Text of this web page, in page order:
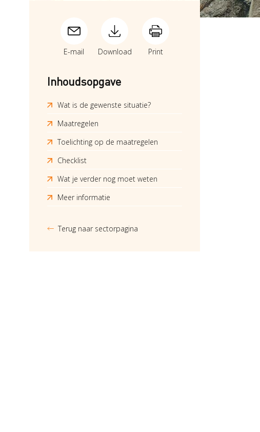
E-mail Download Print
Inhoudsopgave
Wat is de gewenste situatie?
Maatregelen
Toelichting op de maatregelen
Checklist
Wat je verder nog moet weten
Meer informatie
Terug naar sectorpagina